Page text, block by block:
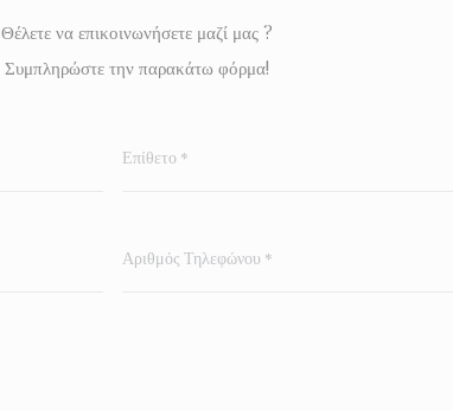
Θέλετε να επικοινωνήσετε μαζί μας ?
Συμπληρώστε την παρακάτω φόρμα!